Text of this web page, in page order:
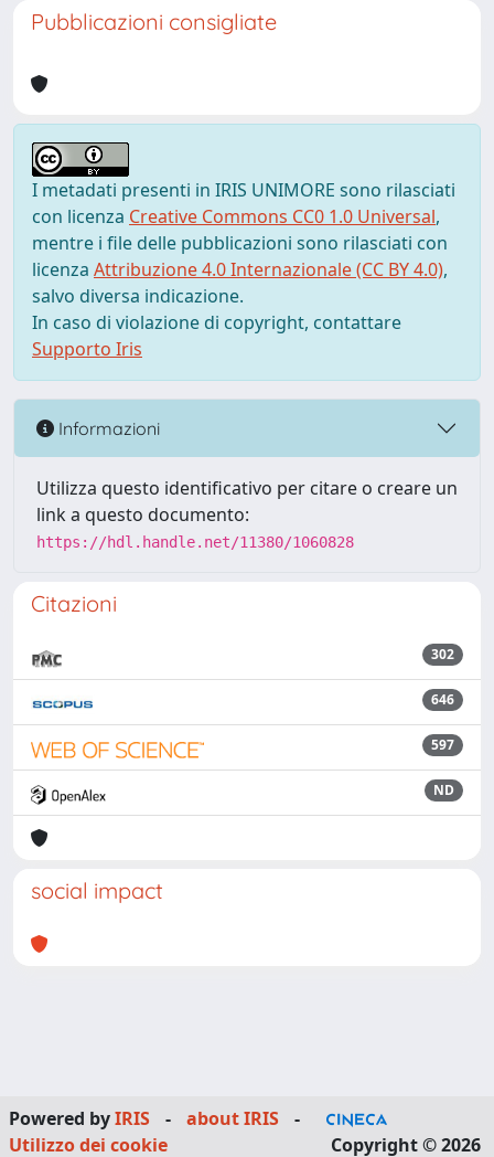
Pubblicazioni consigliate
I metadati presenti in IRIS UNIMORE sono rilasciati
con licenza Creative Commons CC0 1.0 Universal,
mentre i file delle pubblicazioni sono rilasciati con
licenza Attribuzione 4.0 Internazionale (CC BY 4.0),
salvo diversa indicazione.
In caso di violazione di copyright, contattare
Supporto Iris
Informazioni
Utilizza questo identificativo per citare o creare un
link a questo documento:
https://hdl.handle.net/11380/1060828
Citazioni
302
646
597
ND
social impact
Powered byIRIS - about IRIS
-
Utilizzo dei cookie
Copyright © 2026